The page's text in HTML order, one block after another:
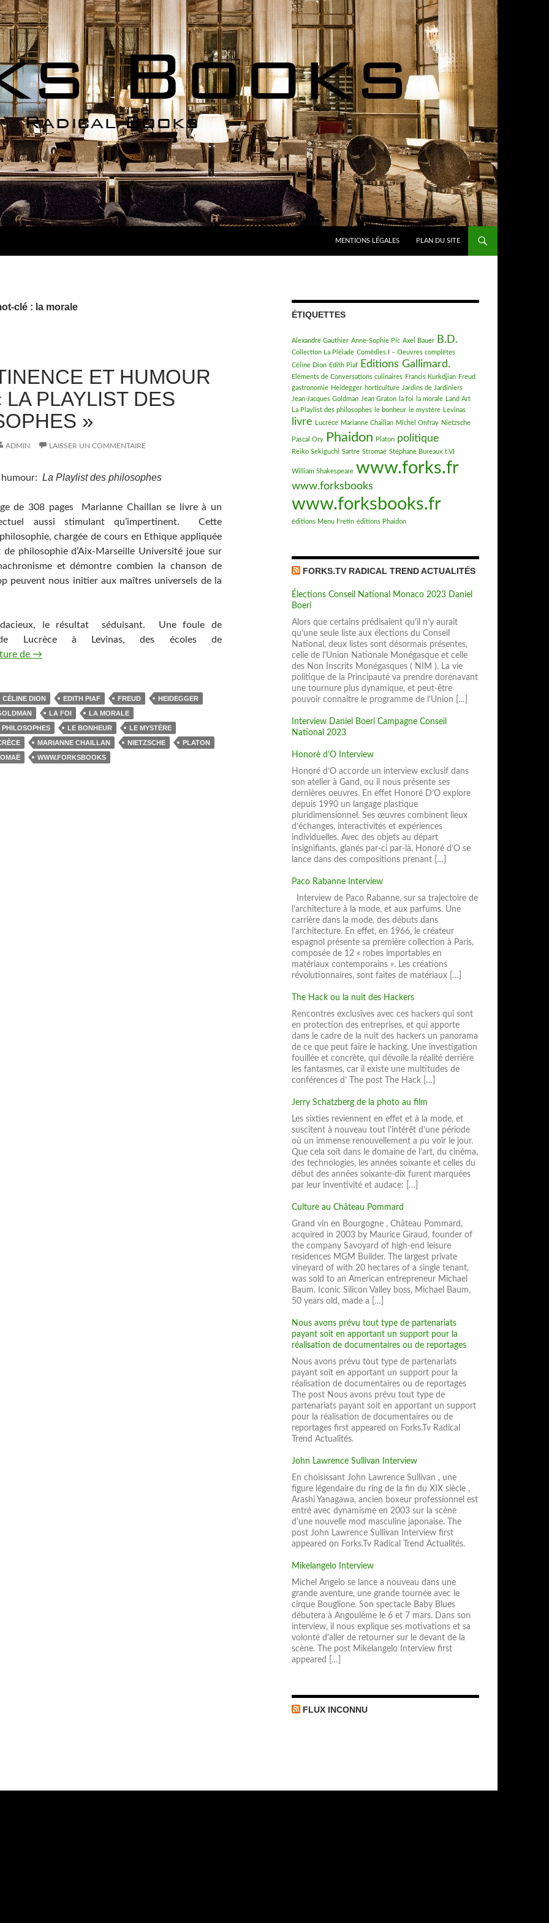
MENTIONS LÉGALES PLAN DU SITE
clé : la morale
ET HUMOUR
LA PLAYLIST DES
»
ADMIN LAISSER UN COMMENTAIRE
La Playlist des philosophes
de 308 pages Marianne Chaillan se livre à un
aussi stimulant qu’impertinent. Cette
chargée de cours en Ethique appliquée
de philosophie d’Aix-Marseille Université joue sur
et démontre combien la chanson de
peuvent nous initier aux maîtres universels de la
le résultat séduisant. Une foule de
de Lucrèce à Levinas, des écoles de
de Impertinence et humour avec « La Playlist des philosophes »
→
CÉLINE DION EDITH PIAF FREUD
HEIDEGGER
LA FOI
LA MORALE
LE BONHEUR
LE MYSTÈRE
MARIANNE CHAILLAN NIETZSCHE
PLATON
WWW.FORKSBOOKS
ÉTIQUETTES
Alexandre Gauthier Anne-Sophie Pic Axel Bauer B.D.
Collection La Pléiade Comédies.I – Oeuvres complètes
Céline Dion Edith Piaf Editions Gallimard.
Eléments de Conversations culinaires Francis Kurkdjian Freud
gastronomie Heidegger horticulture Jardins de Jardiniers
Jean-Jacques Goldman Jean Graton la foi la morale
Land Art
La Playlist des philosophes
le bonheur le mystère Levinas
livre Lucrèce Marianne Chaillan Michel Onfray Nietzsche
Pascal Ory Phaidon Platon politique
Reiko Sekiguchi Sartre Stromaë Stéphane Bureaux t.VI
William Shakespeare www.forks.fr
www.forksbooks
www.forksbooks.fr
éditions Menu Fretin éditions Phaidon
FORKS.TV RADICAL TREND ACTUALITÉS
Élections Conseil National Monaco 2023 Daniel
Boeri
Alors que certains prédisaient qu’il n’y aurait
qu’une seule liste aux élections du Conseil
National, deux listes sont désormais présentes,
celle de l’Union Nationale Monégasque et celle
des Non Inscrits Monégasques ( NIM ). La vie
politique de la Principauté va prendre dorénavant
une tournure plus dynamique, et peut-être
pouvoir connaître le programme de l’Union […]
Interview Daniel Boeri Campagne Conseil
National 2023
Honorè d’O Interview
Honoré d’O accorde un interview exclusif dans
son atelier à Gand, ou il nous présente ses
dernières oeuvres. En effet Honoré D’O explore
depuis 1990 un langage plastique
pluridimensionnel. Ses œuvres combinent lieux
d’échanges, interactivités et expériences
individuelles. Avec des objets au départ
insignifiants, glanés par-ci par-là, Honoré d’O se
lance dans des compositions prenant […]
Paco Rabanne Interview
Interview de Paco Rabanne, sur sa trajectoire de
l’architecture à la mode, et aux parfums. Une
carrière dans la mode, des débuts dans
l’architecture. En effet, en 1966, le créateur
espagnol présente sa première collection à Paris,
composée de 12 « robes importables en
matériaux contemporains ». Les créations
révolutionnaires, sont faites de matériaux […]
The Hack ou la nuit des Hackers
Rencontres exclusives avec ces hackers qui sont
en protection des entreprises, et qui apporte
dans le cadre de la nuit des hackers un panorama
de ce que peut faire le hacking. Une investigation
fouillée et concrète, qui dévoile la réalité derrière
les fantasmes, car il existe une multitudes de
conférences d’ The post The Hack […]
Jerry Schatzberg de la photo au film
Les sixties reviennent en effet et à la mode, et
suscitent à nouveau tout l’intérêt d’une période
où un immense renouvellement a pu voir le jour.
Que cela soit dans le domaine de l’art, du cinéma,
des technologies, les années soixante et celles du
début des années soixante-dix furent marquées
par leur inventivité et audace: […]
Culture au Château Pommard
Grand vin en Bourgogne , Château Pommard,
acquired in 2003 by Maurice Giraud, founder of
the company Savoyard of high-end leisure
residences MGM Builder. The largest private
vineyard of with 20 hectares of a single tenant,
was sold to an American entrepreneur Michael
Baum. Iconic Silicon Valley boss, Michael Baum,
50 years old, made a […]
Nous avons prévu tout type de partenariats
payant soit en apportant un support pour la
réalisation de documentaires ou de reportages
Nous avons prévu tout type de partenariats
payant soit en apportant un support pour la
réalisation de documentaires ou de reportages
The post Nous avons prévu tout type de
partenariats payant soit en apportant un support
pour la réalisation de documentaires ou de
reportages first appeared on Forks.Tv Radical
Trend Actualités.
John Lawrence Sullivan Interview
En choisissant John Lawrence Sullivan , une
figure légendaire du ring de la fin du XIX siècle ,
Arashi Yanagawa, ancien boxeur professionnel est
entré avec dynamisme en 2003 sur la scène
d'une nouvelle mod masculine japonaise. The
post John Lawrence Sullivan Interview first
appeared on Forks.Tv Radical Trend Actualités.
Mikelangelo Interview
Michel Angelo se lance a nouveau dans une
grande aventure, une grande tournée avec le
cirque Bouglione. Son spectacle Baby Blues
débutera à Angoulême le 6 et 7 mars. Dans son
interview, il nous explique ses motivations et sa
volonté d'aller de retourner sur le devant de la
scène. The post Mikelangelo Interview first
appeared […]
FLUX INCONNU